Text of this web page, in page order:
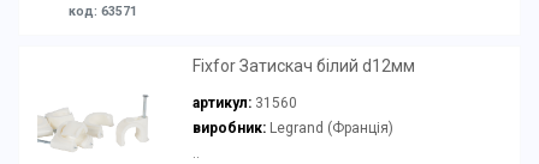
код: 63571
Fixfor Затискач білий d12мм
артикул: 31560
виробник:Legrand (Франція)
..